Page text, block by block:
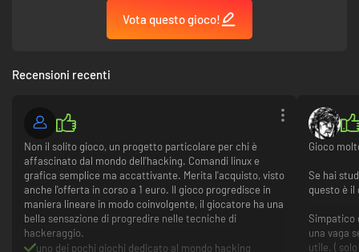
Vota questo gioco!
Recensioni recenti
Non il solito gioco, un progetto particolare per chi è
affascinato dal mondo dell'hacking. Comandi linux e
grafica semplice ma accattivante. Merita l'acquisto, visto
anche l'offerta in corso a 1 euro. Il gioco progredisce in
maniera lineare in modo coinvolgente, il giocatore ha una
bella sensazione di progredire nelle tecniche di
hackeraggio.
uno dei pochi giochi dedicato al mondo hacking
Gioco
Se hai
questo è
Simpatico
una vaga
utile. (